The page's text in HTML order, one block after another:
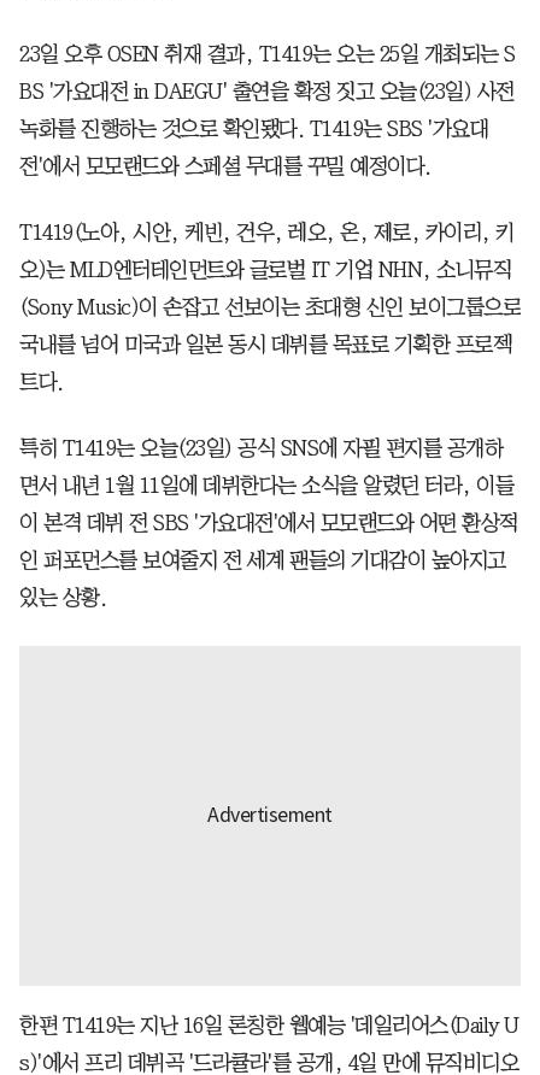
23일 오후 OSEN 취재 결과, T1419는 오는 25일 개최되는 S
BS '가요대전 in DAEGU' 출연을 확정 짓고 오늘(23일) 사전
녹화를 진행하는 것으로 확인됐다. T1419는 SBS '가요대
전'에서 모모랜드와 스페셜 무대를 꾸밀 예정이다.
T1419(노아, 시안, 케빈, 건우, 레오, 온, 제로, 카이리, 키
오)는 MLD엔터테인먼트와 글로벌 IT 기업 NHN, 소니뮤직
(Sony Music)이 손잡고 선보이는 초대형 신인 보이그룹으로
국내를 넘어 미국과 일본 동시 데뷔를 목표로 기획한 프로젝
트다.
특히 T1419는 오늘(23일) 공식 SNS에 자필 편지를 공개하
면서 내년 1월 11일에 데뷔한다는 소식을 알렸던 터라, 이들
이 본격 데뷔 전 SBS '가요대전'에서 모모랜드와 어떤 환상적
인 퍼포먼스를 보여줄지 전 세계 팬들의 기대감이 높아지고
있는 상황.
한편 T1419는 지난 16일 론칭한 웹예능 '데일리어스(Daily U
s)'에서 프리 데뷔곡 '드라큘라'를 공개, 4일 만에 뮤직비디오